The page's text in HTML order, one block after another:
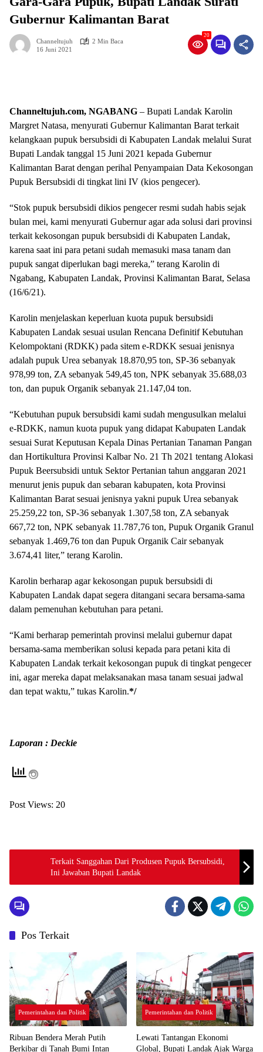
Gubernur Kalimantan Barat
Channeltujuh
2 Min Baca
16 Juni 2021
20
Channeltujuh.com, NGABANG – Bupati Landak Karolin
Margret Natasa, menyurati Gubernur Kalimantan Barat terkait
kelangkaan pupuk bersubsidi di Kabupaten Landak melalui Surat
Bupati Landak tanggal 15 Juni 2021 kepada Gubernur
Kalimantan Barat dengan perihal Penyampaian Data Kekosongan
Pupuk Bersubsidi di tingkat lini IV (kios pengecer).
“Stok pupuk bersubsidi dikios pengecer resmi sudah habis sejak
bulan mei, kami menyurati Gubernur agar ada solusi dari provinsi
terkait kekosongan pupuk bersubsidi di Kabupaten Landak,
karena saat ini para petani sudah memasuki masa tanam dan
pupuk sangat diperlukan bagi mereka,” terang Karolin di
Ngabang, Kabupaten Landak, Provinsi Kalimantan Barat, Selasa
(16/6/21).
Karolin menjelaskan keperluan kuota pupuk bersubsidi
Kabupaten Landak sesuai usulan Rencana Definitif Kebutuhan
Kelompoktani (RDKK) pada sitem e-RDKK sesuai jenisnya
adalah pupuk Urea sebanyak 18.870,95 ton, SP-36 sebanyak
978,99 ton, ZA sebanyak 549,45 ton, NPK sebanyak 35.688,03
ton, dan pupuk Organik sebanyak 21.147,04 ton.
“Kebutuhan pupuk bersubsidi kami sudah mengusulkan melalui
e-RDKK, namun kuota pupuk yang didapat Kabupaten Landak
sesuai Surat Keputusan Kepala Dinas Pertanian Tanaman Pangan
dan Hortikultura Provinsi Kalbar No. 21 Th 2021 tentang Alokasi
Pupuk Beersubsidi untuk Sektor Pertanian tahun anggaran 2021
menurut jenis pupuk dan sebaran kabupaten, kota Provinsi
Kalimantan Barat sesuai jenisnya yakni pupuk Urea sebanyak
25.259,22 ton, SP-36 sebanyak 1.307,58 ton, ZA sebanyak
667,72 ton, NPK sebanyak 11.787,76 ton, Pupuk Organik Granul
sebanyak 1.469,76 ton dan Pupuk Organik Cair sebanyak
3.674,41 liter,” terang Karolin.
Karolin berharap agar kekosongan pupuk bersubsidi di
Kabupaten Landak dapat segera ditangani secara bersama-sama
dalam pemenuhan kebutuhan para petani.
“Kami berharap pemerintah provinsi melalui gubernur dapat
bersama-sama memberikan solusi kepada para petani kita di
Kabupaten Landak terkait kekosongan pupuk di tingkat pengecer
ini, agar mereka dapat melaksanakan masa tanam sesuai jadwal
dan tepat waktu,” tukas Karolin.*/
Laporan : Deckie
Post Views: 20
Terkait Sanggahan Dari Produsen Pupuk Bersubsidi,
Ini Jawaban Bupati Landak
Pos Terkait
Pemerintahan dan Politik
Ribuan Bendera Merah Putih
Berkibar di Tanah Bumi Intan
Pemerintahan dan Politik
Lewati Tantangan Ekonomi
Global, Bupati Landak Ajak Warga